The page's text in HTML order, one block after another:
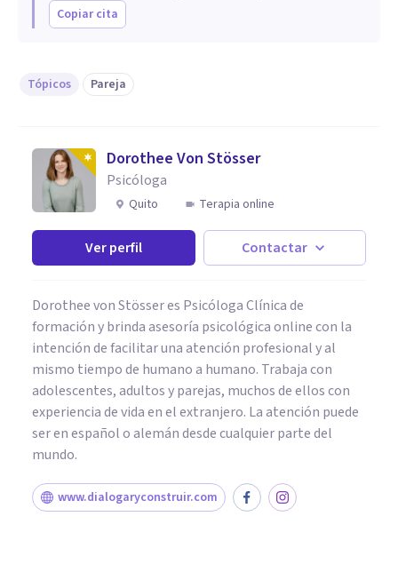
Copiar cita
Tópicos Pareja
Dorothee Von Stösser
Psicóloga
Quito Terapia online
Ver perfil Contactar
Dorothee von Stösser es Psicóloga Clínica de
formación y brinda asesoría psicológica online con la
intención de facilitar una atención profesional y al
mismo tiempo de humano a humano. Trabaja con
adolescentes, adultos y parejas, muchos de ellos con
experiencia de vida en el extranjero. La atención puede
ser en español o alemán desde cualquier parte del
mundo.
www.dialogaryconstruir.com